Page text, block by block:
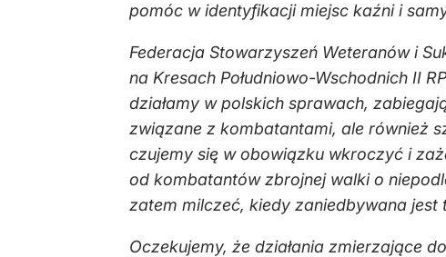
pomóc w identyfikacji miejsc kaźni i
Federacja Stowarzyszeń Weteranów i
na Kresach Południowo-Wschodnich II
działamy w polskich sprawach,
związane z kombatantami, ale również
czujemy się w obowiązku wkroczyć i
od kombatantów zbrojnej walki o
zatem milczeć, kiedy zaniedbywana
Oczekujemy, że działania zmierzające